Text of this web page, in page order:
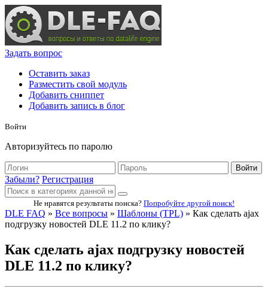
Задать вопрос
Оставить заказ
Разместить свой модуль
Добавить сниппет
Добавить запись в блог
Войти
Авторизуйтесь по паролю
Войти
Забыли? Регистрация
Не нравятся результаты поиска? Попробуйте другой поиск!
DLE FAQ » Все вопросы » Шаблоны (TPL) » Как сделать ajax
подгрузку новостей DLE 11.2 по клику?
Как сделать ajax подгрузку новостей
DLE 11.2 по клику?